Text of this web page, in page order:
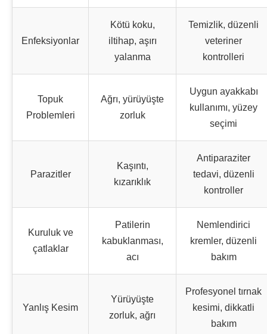
Enfeksiyonlar
Kötü koku,
iltihap, aşırı
yalanma
Temizlik, düzenli
veteriner
kontrolleri
Topuk
Problemleri
Ağrı, yürüyüşte
zorluk
Uygun ayakkabı
kullanımı, yüzey
seçimi
Parazitler
Kaşıntı,
kızarıklık
Antiparaziter
tedavi, düzenli
kontroller
Kuruluk ve
çatlaklar
Patilerin
kabuklanması,
acı
Nemlendirici
kremler, düzenli
bakım
Yanlış Kesim
Yürüyüşte
zorluk, ağrı
Profesyonel tırnak
kesimi, dikkatli
bakım